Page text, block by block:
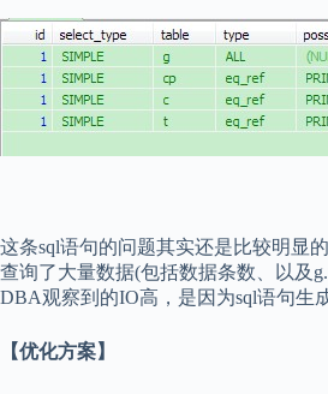
这条sql语句的问题其实还是比较明显的
查询了大量数据(包括数据条数、以及
DBA观察到的IO高，是因为sql语句生
【优化方案】